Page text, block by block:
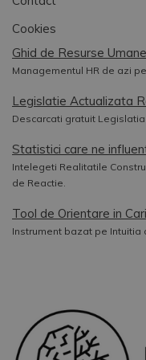
Cookies
Ghid de Resurse Umane
Managementul HR de azi
Legislatie Actualizata
Descarcati gratuit Legislatia
Statistici care ne
Intelegeti Realitatile
de Reactie.
Tool de Orientare in
Instrument bazat pe Intuitia